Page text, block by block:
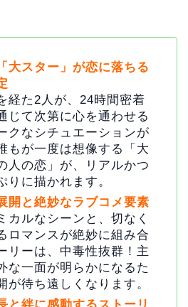
大スター」が恋に落ちる
経た2人が、24時間密着
じて次第に心を通わせる
クなシチュエーションが
もが一度は想像する「大
人の恋」が、リアルかつ
りに描かれます。
開と絶妙なラブコメ要素
カルなシーンと、切なく
ロマンスが絶妙に組み合
リーは、中毒性抜群！主
な一面が明らかになるた
が待ち遠しくなります。